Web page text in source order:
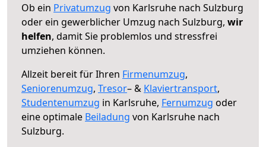
Ob ein Privatumzug von Karlsruhe nach Sulzburg
oder ein gewerblicher Umzug nach Sulzburg, wir
helfen, damit Sie problemlos und stressfrei
umziehen können.
Allzeit bereit für Ihren Firmenumzug,
Seniorenumzug, Tresor– & Klaviertransport,
Studentenumzug in Karlsruhe, Fernumzug oder
eine optimale Beiladung von Karlsruhe nach
Sulzburg.